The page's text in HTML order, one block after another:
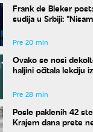
Frank de Bleker
sudija u Srbiji:
Pre 20 min
Ovako se nosi
haljini očitala lekciju
Pre 28 min
Posle paklenih 42
Krajem dana prete